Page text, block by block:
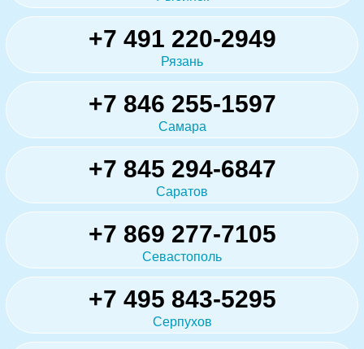
+7 491 220-2949
Рязань
+7 846 255-1597
Самара
+7 845 294-6847
Саратов
+7 869 277-7105
Севастополь
+7 495 843-5295
Серпухов